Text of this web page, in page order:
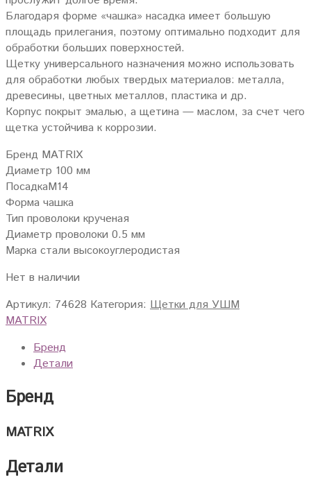
Благодаря форме «чашка» насадка имеет большую
площадь прилегания, поэтому оптимально подходит для
обработки больших поверхностей.
Щетку универсального назначения можно использовать
для обработки любых твердых материалов: металла,
древесины, цветных металлов, пластика и др.
Корпус покрыт эмалью, а щетина — маслом, за счет чего
щетка устойчива к коррозии.
Бренд MATRIX
Диаметр 100 мм
ПосадкаМ14
Форма чашка
Тип проволоки крученая
Диаметр проволоки 0.5 мм
Марка стали высокоуглеродистая
Нет в наличии
Артикул: 74628 Категория: Щетки для УШМ
MATRIX
Бренд
Детали
Бренд
MATRIX
Детали